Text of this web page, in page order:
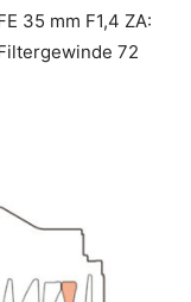
35 mm F1,4 ZA:
72